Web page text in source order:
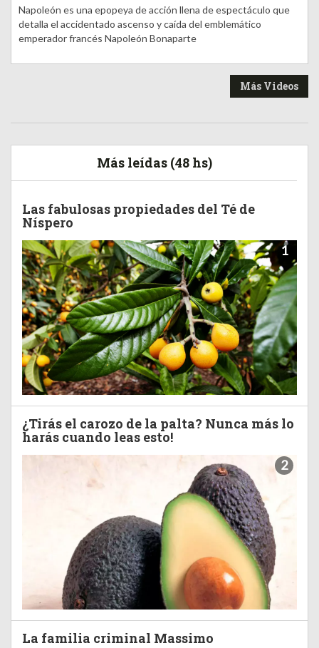
Napoleón es una epopeya de acción llena de espectáculo que
detalla el accidentado ascenso y caída del emblemático
emperador francés Napoleón Bonaparte
Más Videos
Más leídas (48 hs)
Las fabulosas propiedades del Té de
Níspero
1
¿Tirás el carozo de la palta? Nunca más lo
harás cuando leas esto!
2
La familia criminal Massimo